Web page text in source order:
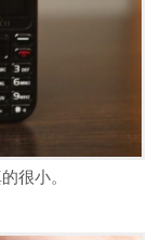
很小。